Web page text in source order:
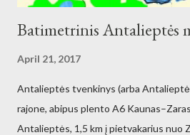
Batimetrinis Antalieptės
April 21, 2017
Antalieptės tvenkinys (arba
rajone, abipus plento A6
Antalieptės, 1,5 km į pietvakarius nuo